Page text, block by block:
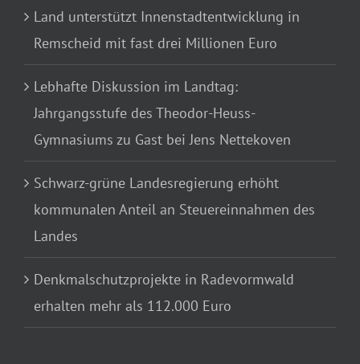
Land unterstützt Innenstadtentwicklung in
Remscheid mit fast drei Millionen Euro
Lebhafte Diskussion im Landtag:
Jahrgangsstufe des Theodor-Heuss-
Gymnasiums zu Gast bei Jens Nettekoven
Schwarz-grüne Landesregierung erhöht
kommunalen Anteil an Steuereinnahmen des
Landes
Denkmalschutzprojekte in Radevormwald
erhalten mehr als 112.000 Euro